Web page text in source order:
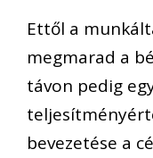
Ettől a
megmarad a
távon pedig
bevezetése a